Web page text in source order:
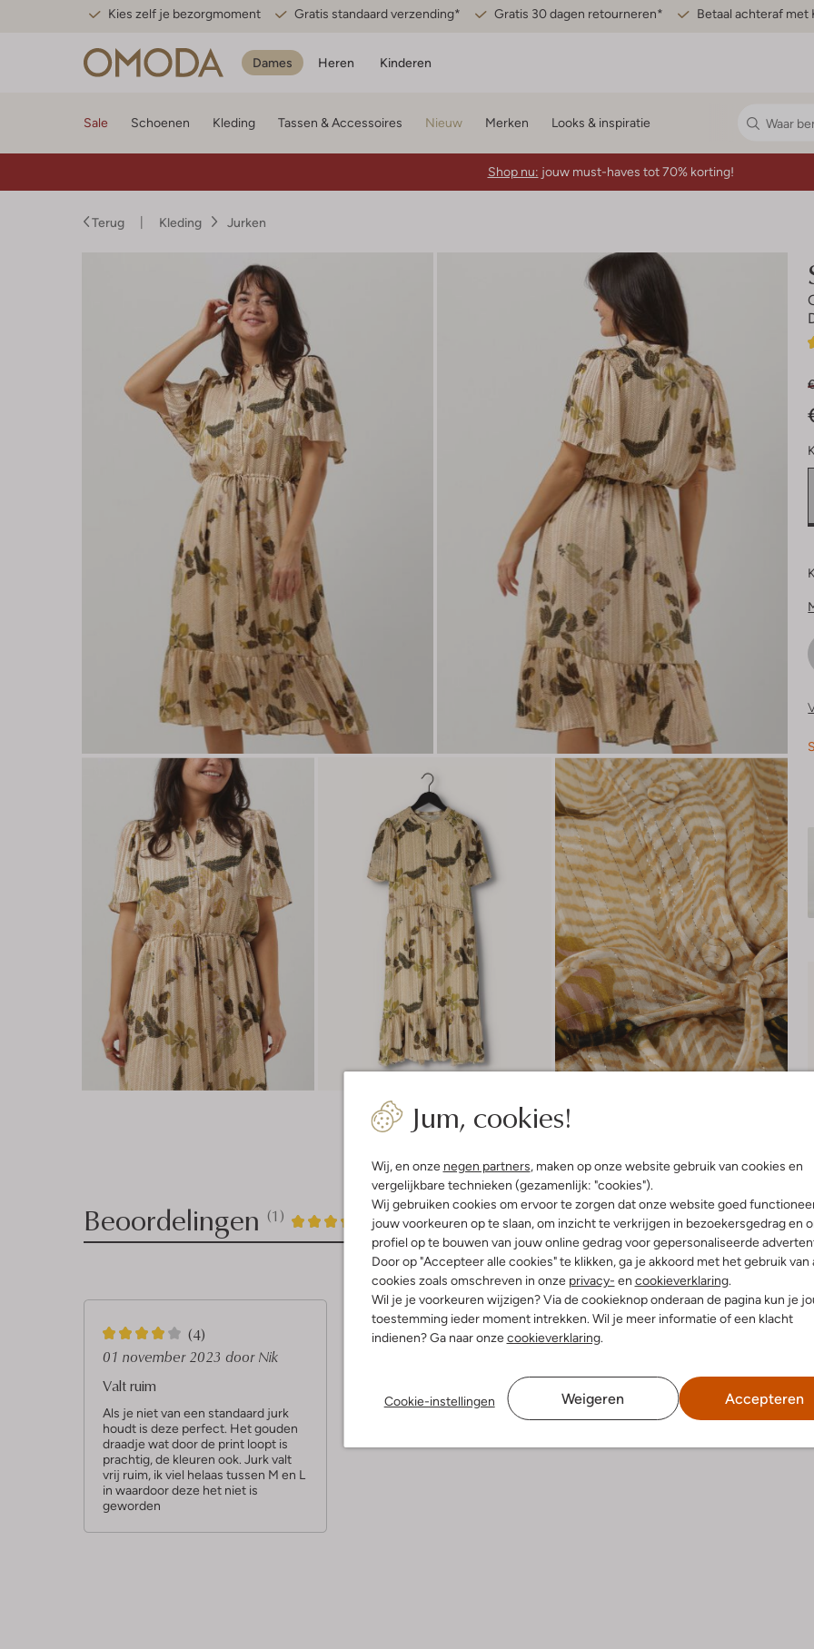
Kies zelf je bezorgmoment Gratis standaard verzending* Gratis 30 dagen retourneren* Betaal achteraf met
Dames Heren Kinderen
Jum, cookies!
Wij, en onze negen partners, maken op onze website gebruik van cookies en
vergelijkbare technieken (gezamenlijk: "cookies").
Wij gebruiken cookies om ervoor te zorgen dat onze website goed
jouw voorkeuren op te slaan, om inzicht te verkrijgen in bezoekersgedrag en
profiel op te bouwen van jouw online gedrag voor gepersonaliseerde
Door op "Accepteer alle cookies" te klikken, ga je akkoord met het gebruik van
cookies zoals omschreven in onze privacy- en cookieverklaring.
Wil je je voorkeuren wijzigen? Via de cookieknop onderaan de pagina kun je
toestemming ieder moment intrekken. Wil je meer informatie of een klacht
indienen? Ga naar onzecookieverklaring.
Cookie-instellingen Weigeren Accepteren
Sale Schoenen Kleding Tassen & Accessoires Nieuw Merken Looks & inspiratie
Shop nu: jouw must-haves tot 70% korting!
Terug Kleding Jurken
1
Product informatie
Beoordelingen (1) 4/5
1
4
4
S
t
e
r
r
e
n
(4)
01 november 2023 door Nik
Valt ruim
Als je niet van een standaard jurk
houdt is deze perfect. Het gouden
draadje wat door de print loopt is
prachtig, de kleuren ook. Jurk valt
vrij ruim, ik viel helaas tussen M en L
in waardoor deze het niet is
geworden